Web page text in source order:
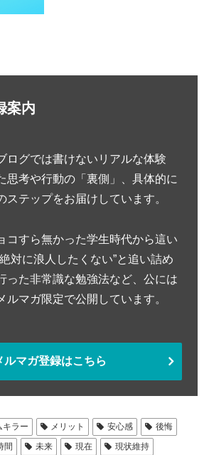
案内
ログでは書けないリアルな体験
思考や行動の「裏側」、具体的に
ステップをお届けしています。
コすら無かった学生時代から這い
絶対に浪人したくない”と追い詰め
った非常識な勉強法など、公には
ルマガ限定で公開しています。
ルマガ登録はこちら
キラー メリット 安心感
後悔
間 未来 現在
現状維持